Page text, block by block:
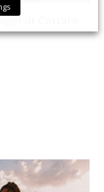
di Carraro –